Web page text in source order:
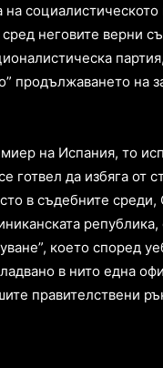
социалистическото
неговите верни
продължаването на
на Испания, то
готвел да избяга от
в съдебните среди,
което според
в нито една
правителствени